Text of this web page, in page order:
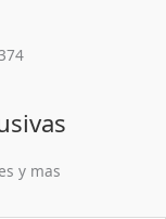
y mas